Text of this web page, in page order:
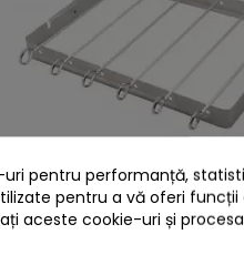
Set pentru preparat
frigarui la gratar
pentru performanță,
pentru a vă oferi funcții
aceste cookie-uri și